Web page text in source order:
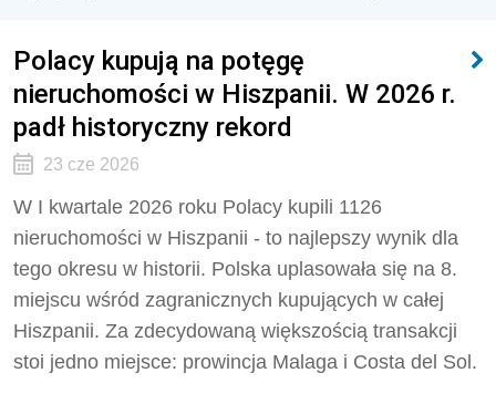
Polacy kupują na potęgę
nieruchomości w Hiszpanii. W 2026 r.
padł historyczny rekord
23 cze 2026
W I kwartale 2026 roku Polacy kupili 1126
nieruchomości w Hiszpanii - to najlepszy wynik dla
tego okresu w historii. Polska uplasowała się na 8.
miejscu wśród zagranicznych kupujących w całej
Hiszpanii. Za zdecydowaną większością transakcji
stoi jedno miejsce: prowincja Malaga i Costa del Sol.